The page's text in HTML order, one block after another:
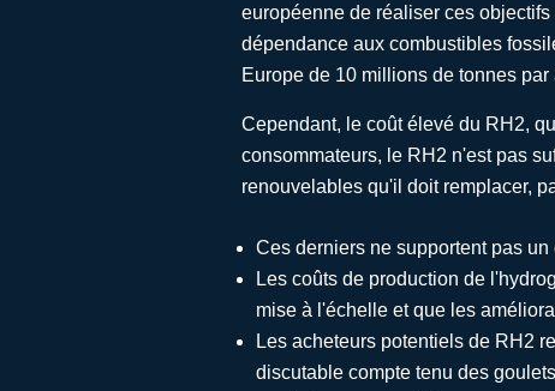
européenne de réaliser ces
dépendance aux combustibles
Europe de 10 millions de tonnes
Cependant, le coût élevé du RH2,
consommateurs, le RH2 n'est pas
renouvelables qu'il doit remplacer,
Ces derniers ne supportent pas
Les coûts de production de
mise à l'échelle et que les
Les acheteurs potentiels de RH2
discutable compte tenu des